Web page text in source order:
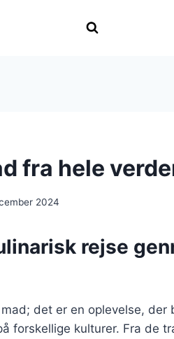
fra hele
2024
rejse
det er en oplevelse, der
forskellige kulturer. Fra de